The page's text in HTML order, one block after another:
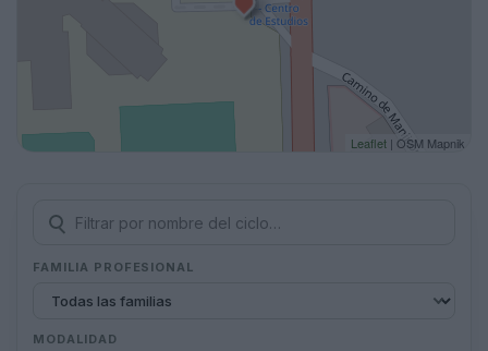
Leaflet | OSM Mapnik
FAMILIA PROFESIONAL
MODALIDAD